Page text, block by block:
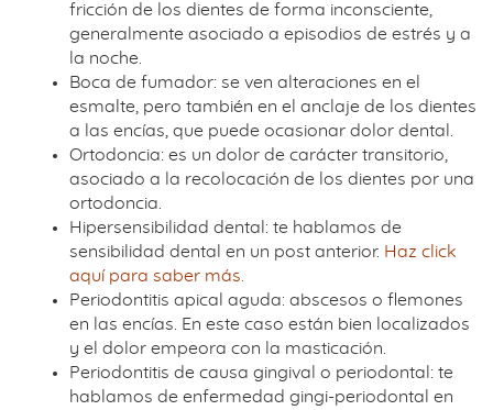
fricción de los dientes de forma inconsciente,
generalmente asociado a episodios de estrés y a
la noche.
Boca de fumador: se ven alteraciones en el
esmalte, pero también en el anclaje de los dientes
a las encías, que puede ocasionar dolor dental.
Ortodoncia: es un dolor de carácter transitorio,
asociado a la recolocación de los dientes por una
ortodoncia.
Hipersensibilidad dental: te hablamos de
sensibilidad dental en un post anterior. Haz click
aquí para saber más.
Periodontitis apical aguda: abscesos o flemones
en las encías. En este caso están bien localizados
y el dolor empeora con la masticación.
Periodontitis de causa gingival o periodontal: te
hablamos de enfermedad gingi-periodontal en